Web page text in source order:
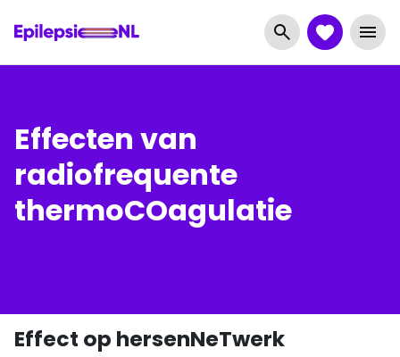
Effecten van
radiofrequente
thermoCOagulatie
Effect op hersenNeTwerk